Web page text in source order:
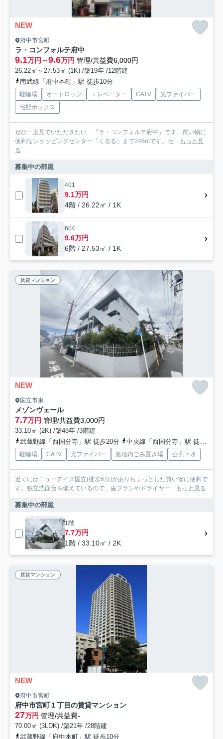
NEW
府中市宮町
ラ・コンフォルテ府中
9.1万円～9.6万円 管理/共益費6,000円
26.22㎡～27.53㎡ (1K) /築19年 /12階建
南武線「府中本町」駅 徒歩10分
駐輪場 オートロック エレベーター CATV
光ファイバー
宅配ボックス
ぜひ一度見ていただきたい、「ラ・コンフォルテ府中」です。買い物に
便利なショッピングセンター「くるる」まで246mです。セ... もっと見
る
募集中の部屋
401
9.1万円
4階 / 26.22㎡ / 1K
604
9.6万円
6階 / 27.53㎡ / 1K
賃貸マンション
NEW
国立市東
メゾンヴェール
7.7万円 管理/共益費3,000円
33.10㎡ (2K) /築48年 /3階建
武蔵野線「西国分寺」駅 徒歩20分
中央線「西国分寺」駅 徒歩20分
駐輪場 CATV 光ファイバー 敷地内ごみ置き場 公共下水
近くにはニューデイズ国立(徒歩6分)がありちょっとした買い物に便利で
す。独立洗面台を備えているので、歯ブラシやドライヤー... もっと見る
募集中の部屋
1階
7.7万円
1階 / 33.10㎡ / 2K
賃貸マンション
NEW
府中市宮町
府中市宮町１丁目の賃貸マンション
27万円 管理/共益費-
70.00㎡ (3LDK) /築21年 /28階建
武蔵野線「府中本町」駅 徒歩10分